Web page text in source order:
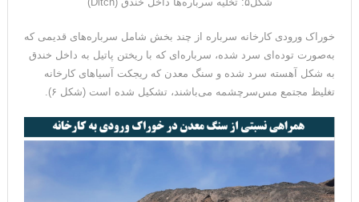
خوراک ورودی کارخانه سرباره از چند بخش شامل سرباره‌های قدیمی که
به‌صورت توده‌ای سرد شده، سرباره‌ای که با ریختن پاتیل به داخل خندق
به شکل آهسته سرد شده و سنگ معدن که ریجکت آسیاهای کارخانه
تغلیظ مجتمع مس‌سرچشمه می‌باشند، تشکیل شده است (شکل ۶).